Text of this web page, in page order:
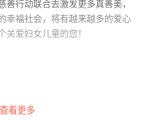
善行动联合去激发更多真善美，
幸福社会，将有越来越多的爱心
关爱妇女儿童的您！
我们将提供捐赠票据，如有需
查看更多